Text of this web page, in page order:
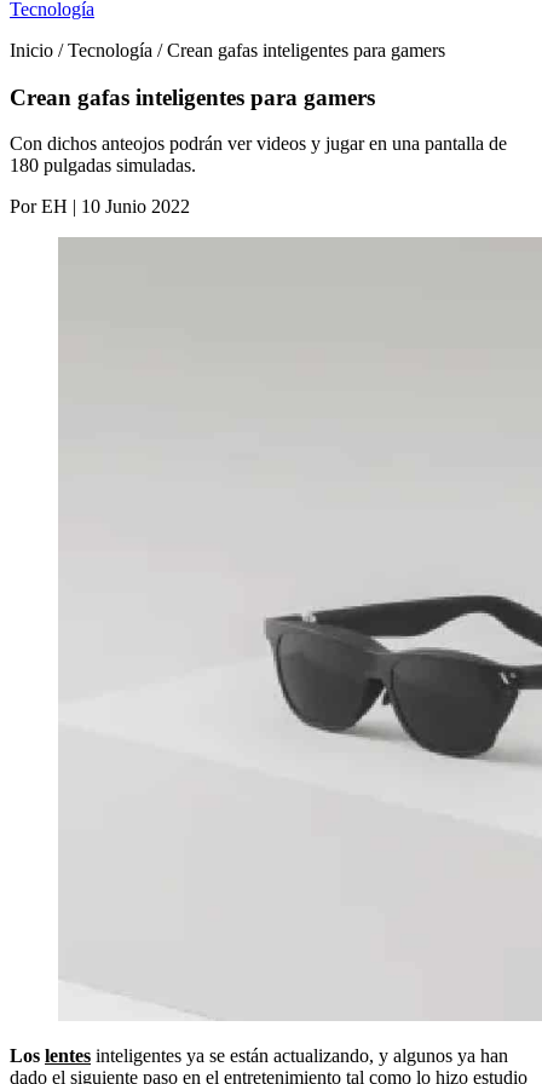
Tecnología
Inicio / Tecnología / Crean gafas inteligentes para gamers
Crean gafas inteligentes para gamers
Con dichos anteojos podrán ver videos y jugar en una pantalla de
180 pulgadas simuladas.
Por EH | 10 Junio 2022
Los lentes inteligentes ya se están actualizando, y algunos ya han
dado el siguiente paso en el entretenimiento tal como lo hizo estudio